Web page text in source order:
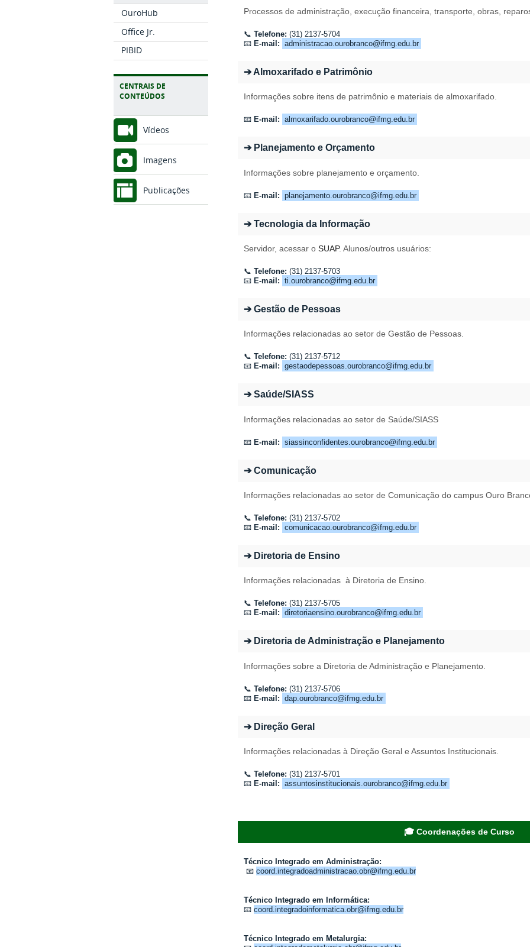
OuroHub
Office Jr.
PIBID
CENTRAIS DE
CONTEÚDOS
Vídeos
Imagens
Publicações
Processos de administração, execução financeira, transporte, obras,
📞 Telefone: (31) 2137-5704
📧 E-mail: administracao.ourobranco@ifmg.edu.br
➔ Almoxarifado e Patrimônio
Informações sobre itens de patrimônio e materiais de almoxarifado.
📧 E-mail: almoxarifado.ourobranco@ifmg.edu.br
➔ Planejamento e Orçamento
Informações sobre planejamento e orçamento.
📧 E-mail: planejamento.ourobranco@ifmg.edu.br
➔ Tecnologia da Informação
Servidor, acessar o SUAP. Alunos/outros usuários:
📞 Telefone: (31) 2137-5703
📧 E-mail: ti.ourobranco@ifmg.edu.br
➔ Gestão de Pessoas
Informações relacionadas ao setor de Gestão de Pessoas.
📞 Telefone: (31) 2137-5712
📧 E-mail: gestaodepessoas.ourobranco@ifmg.edu.br
➔ Saúde/SIASS
Informações relacionadas ao setor de Saúde/SIASS
📧 E-mail: siassinconfidentes.ourobranco@ifmg.edu.br
➔ Comunicação
Informações relacionadas ao setor de Comunicação do campus Ouro
📞 Telefone: (31) 2137-5702
📧 E-mail: comunicacao.ourobranco@ifmg.edu.br
➔ Diretoria de Ensino
Informações relacionadas à Diretoria de Ensino.
📞 Telefone: (31) 2137-5705
📧 E-mail: diretoriaensino.ourobranco@ifmg.edu.br
➔ Diretoria de Administração e Planejamento
Informações sobre a Diretoria de Administração e Planejamento.
📞 Telefone: (31) 2137-5706
📧 E-mail: dap.ourobranco@ifmg.edu.br
➔ Direção Geral
Informações relacionadas à Direção Geral e Assuntos Institucionais.
📞 Telefone: (31) 2137-5701
📧 E-mail: assuntosinstitucionais.ourobranco@ifmg.edu.br
🎓 Coordenações de Curso
Técnico Integrado em Administração:
📧 coord.integradoadministracao.obr@ifmg.edu.br
Técnico Integrado em Informática:
📧 coord.integradoinformatica.obr@ifmg.edu.br
Técnico Integrado em Metalurgia: